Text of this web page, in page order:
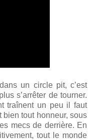
un circle pit, c’est
s’arrêter de tourner.
traînent un peu il faut
bien tout honneur, sous
mecs de derrière. En
tout le monde